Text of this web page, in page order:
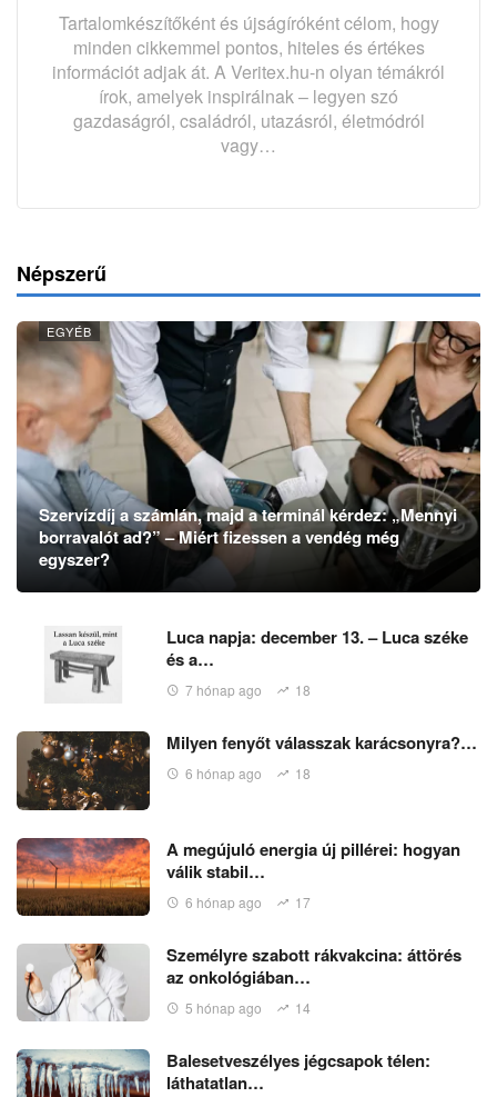
Tartalomkészítőként és újságíróként célom, hogy
minden cikkemmel pontos, hiteles és értékes
információt adjak át. A Veritex.hu-n olyan témákról
írok, amelyek inspirálnak – legyen szó
gazdaságról, családról, utazásról, életmódról
vagy…
Népszerű
EGYÉB
Szervízdíj a számlán, majd a terminál kérdez: „Mennyi
borravalót ad?” – Miért fizessen a vendég még
egyszer?
Luca napja: december 13. – Luca széke
és a…
7 hónap ago 18
Milyen fenyőt válasszak karácsonyra?…
6 hónap ago 18
A megújuló energia új pillérei: hogyan
válik stabil…
6 hónap ago 17
Személyre szabott rákvakcina: áttörés
az onkológiában…
5 hónap ago 14
Balesetveszélyes jégcsapok télen:
láthatatlan…